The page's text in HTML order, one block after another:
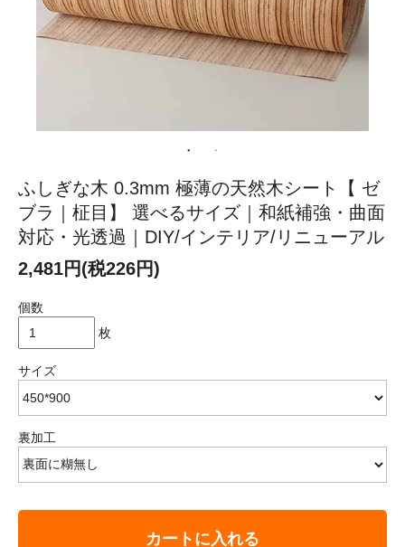
ふしぎな木 0.3mm 極薄の天然木シート【 ゼ
ブラ｜柾目】 選べるサイズ｜和紙補強・曲面
対応・光透過｜DIY/インテリア/リニューアル
2,481円(税226円)
個数
枚
サイズ
裏加工
カートに入れる